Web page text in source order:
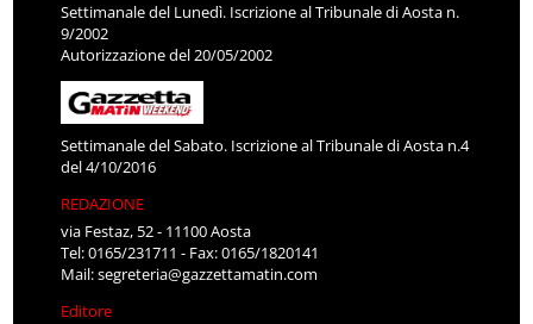
Settimanale del Lunedì. Iscrizione al Tribunale di Aosta n.
9/2002
Autorizzazione del 20/05/2002
Settimanale del Sabato. Iscrizione al Tribunale di Aosta n.4
del 4/10/2016
REDAZIONE
via Festaz, 52 - 11100 Aosta
Tel: 0165/231711 - Fax: 0165/1820141
Mail:segreteria@gazzettamatin.com
Editore